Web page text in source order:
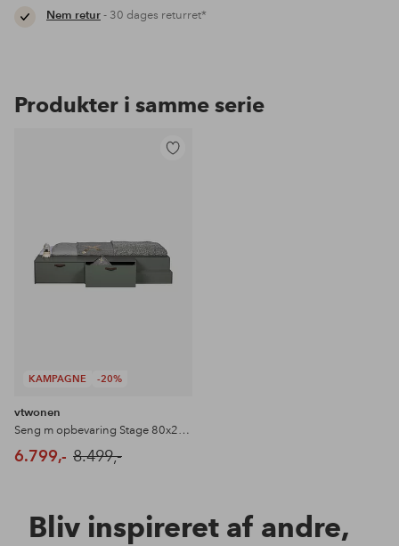
Nem retur- 30 dages returret*
Produkter i samme serie
KAMPAGNE -20%
vtwonen
Seng m opbevaring Stage 80x200 cm
6.799,- 8.499,-
Bliv inspireret af andre,